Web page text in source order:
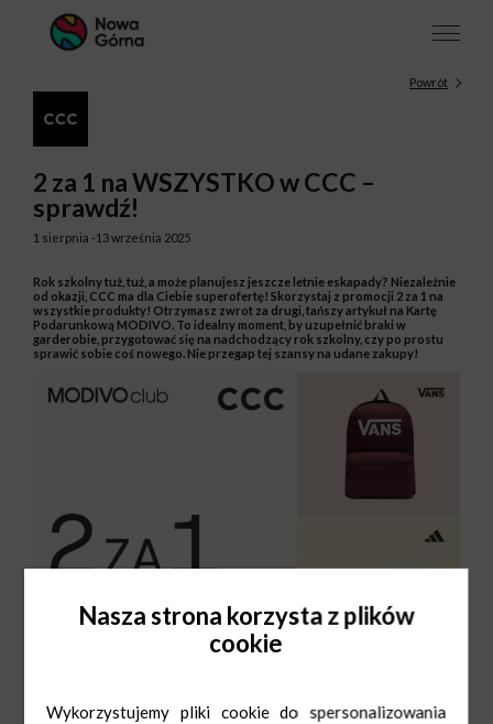
Powrót
2 za 1 na WSZYSTKO w CCC –
sprawdź!
1 sierpnia -13 września 2025
Rok szkolny tuż, tuż, a może planujesz jeszcze letnie eskapady? Niezależnie
od okazji, CCC ma dla Ciebie superofertę! Skorzystaj z promocji 2 za 1 na
wszystkie produkty! Otrzymasz zwrot za drugi, tańszy artykuł na Kartę
Podarunkową MODIVO. To idealny moment, by uzupełnić braki w
garderobie, przygotować się na nadchodzący rok szkolny, czy po prostu
sprawić sobie coś nowego. Nie przegap tej szansy na udane zakupy!
Nasza strona korzysta z plików
cookie
Wykorzystujemy pliki cookie do spersonalizowania